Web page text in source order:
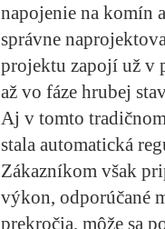
napojenie na komín
správne
projektu zapojí už v
až vo fáze hrubej
Aj v tomto
stala automatická
Zákazníkom však
výkon, odporúčané
prekročia, môže sa